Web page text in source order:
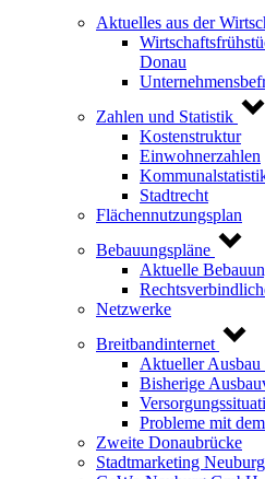
Aktuelles aus der
Donau
Zahlen und Statistik
Kostenstruktur
Einwohnerzahlen
Stadtrecht
Flächennutzungsplan
Bebauungspläne
Aktuelle
Netzwerke
Breitbandinternet
Aktueller Ausbau
Bisherige
Probleme mit
Zweite Donaubrücke
Stadtmarketing